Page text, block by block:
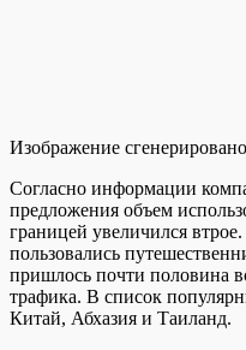
Изображение
Согласно информации
предложения объем
границей увеличился
пользовались
пришлось почти половина
трафика. В список
Китай, Абхазия и Таиланд.